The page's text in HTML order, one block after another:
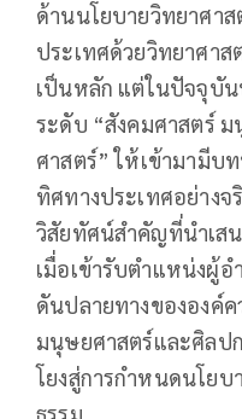
ด้านนโยบายวิทยาศา
ประเทศด้วยวิทยาศาส
เป็นหลัก แต่ในปัจจุบัน
ระดับ “สังคมศาสตร์
ศาสตร์” ให้เข้ามามีบ
ทิศทางประเทศอย่างจ
วิสัยทัศน์สำคัญที่นำเส
เมื่อเข้ารับตำแหน่งผู้อ
ดันปลายทางขององค์
มนุษยศาสตร์และศิลป
โยงสู่การกำหนดนโยบ